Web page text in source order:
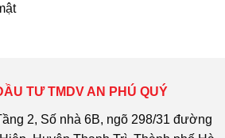
TƯ TMDV AN PHÚ QUÝ
2, Số nhà 6B, ngõ 298/31 đường